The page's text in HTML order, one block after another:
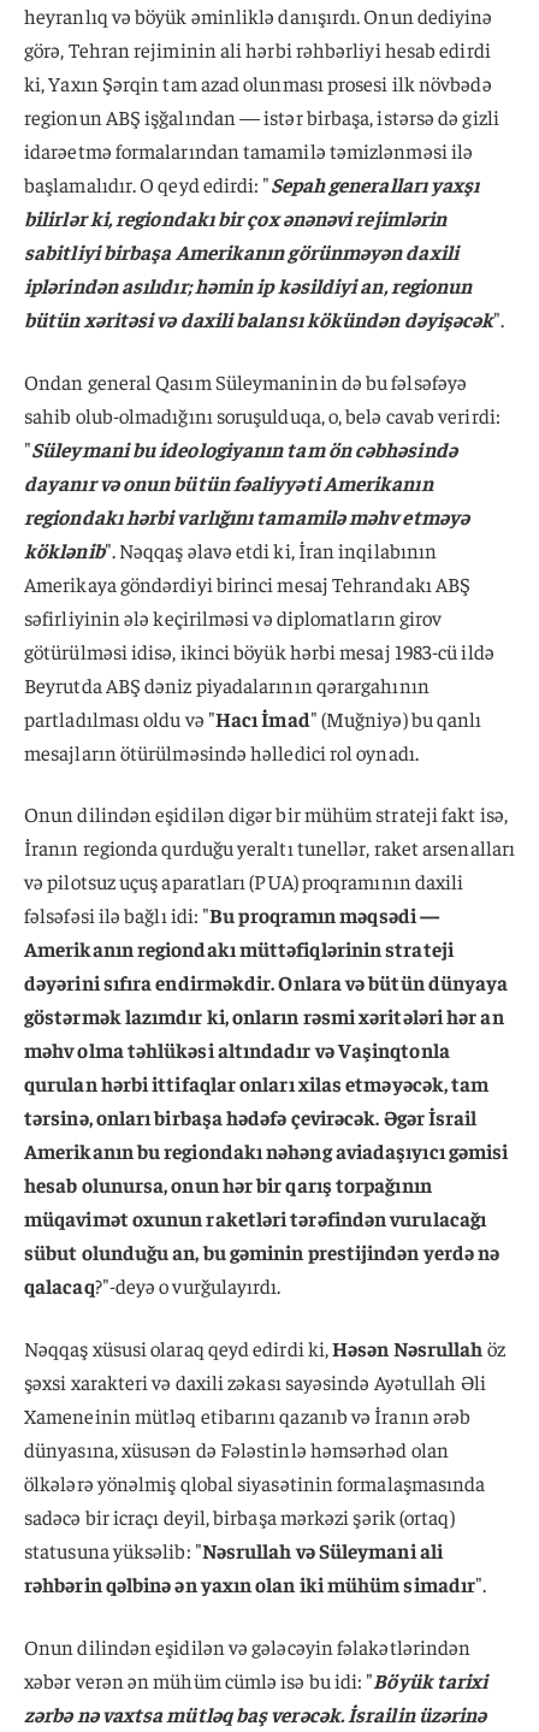
heyranlıq və böyük əminliklə danışırdı. Onun dediyinə
görə, Tehran rejiminin ali hərbi rəhbərliyi hesab edirdi
ki, Yaxın Şərqin tam azad olunması prosesi ilk növbədə
regionun ABŞ işğalından — istər birbaşa, istərsə də gizli
idarəetmə formalarından tamamilə təmizlənməsi ilə
başlamalıdır. O qeyd edirdi: "Sepah generalları yaxşı
bilirlər ki, regiondakı bir çox ənənəvi rejimlərin
sabitliyi birbaşa Amerikanın görünməyən daxili
iplərindən asılıdır; həmin ip kəsildiyi an, regionun
bütün xəritəsi və daxili balansı kökündən dəyişəcək".
Ondan general Qasım Süleymaninin də bu fəlsəfəyə
sahib olub-olmadığını soruşulduqa, o, belə cavab verirdi:
"Süleymani bu ideologiyanın tam ön cəbhəsində
dayanır və onun bütün fəaliyyəti Amerikanın
regiondakı hərbi varlığını tamamilə məhv etməyə
köklənib". Nəqqaş əlavə etdi ki, İran inqilabının
Amerikaya göndərdiyi birinci mesaj Tehrandakı ABŞ
səfirliyinin ələ keçirilməsi və diplomatların girov
götürülməsi idisə, ikinci böyük hərbi mesaj 1983-cü ildə
Beyrutda ABŞ dəniz piyadalarının qərargahının
partladılması oldu və "Hacı İmad" (Muğniyə) bu qanlı
mesajların ötürülməsində həlledici rol oynadı.
Onun dilindən eşidilən digər bir mühüm strateji fakt isə,
İranın regionda qurduğu yeraltı tunellər, raket arsenalları
və pilotsuz uçuş aparatları (PUA) proqramının daxili
fəlsəfəsi ilə bağlı idi: "Bu proqramın məqsədi —
Amerikanın regiondakı müttəfiqlərinin strateji
dəyərini sıfıra endirməkdir. Onlara və bütün dünyaya
göstərmək lazımdır ki, onların rəsmi xəritələri hər an
məhv olma təhlükəsi altındadır və Vaşinqtonla
qurulan hərbi ittifaqlar onları xilas etməyəcək, tam
tərsinə, onları birbaşa hədəfə çevirəcək. Əgər İsrail
Amerikanın bu regiondakı nəhəng aviadaşıyıcı gəmisi
hesab olunursa, onun hər bir qarış torpağının
müqavimət oxunun raketləri tərəfindən vurulacağı
sübut olunduğu an, bu gəminin prestijindən yerdə nə
qalacaq?"-deyə o vurğulayırdı.
Nəqqaş xüsusi olaraq qeyd edirdi ki,Həsən Nəsrullah öz
şəxsi xarakteri və daxili zəkası sayəsində Ayətullah Əli
Xameneinin mütləq etibarını qazanıb və İranın ərəb
dünyasına, xüsusən də Fələstinlə həmsərhəd olan
ölkələrə yönəlmiş qlobal siyasətinin formalaşmasında
sadəcə bir icraçı deyil, birbaşa mərkəzi şərik (ortaq)
statusuna yüksəlib: "Nəsrullah və Süleymani ali
rəhbərin qəlbinə ən yaxın olan iki mühüm simadır".
Onun dilindən eşidilən və gələcəyin fəlakətlərindən
xəbər verən ən mühüm cümlə isə bu idi: "Böyük tarixi
zərbə nə vaxtsa mütləq baş verəcək. İsrailin üzərinə